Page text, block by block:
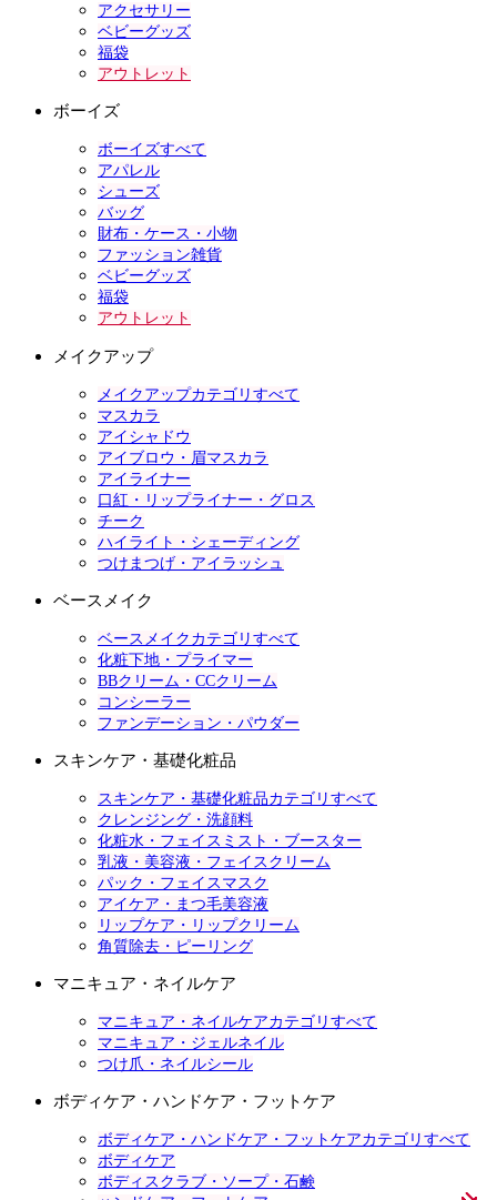
アクセサリー
ベビーグッズ
福袋
アウトレット
ボーイズ
ボーイズすべて
アパレル
シューズ
バッグ
財布・ケース・小物
ファッション雑貨
ベビーグッズ
福袋
アウトレット
メイクアップ
メイクアップカテゴリすべて
マスカラ
アイシャドウ
アイブロウ・眉マスカラ
アイライナー
口紅・リップライナー・グロス
チーク
ハイライト・シェーディング
つけまつげ・アイラッシュ
ベースメイク
ベースメイクカテゴリすべて
化粧下地・プライマー
BBクリーム・CCクリーム
コンシーラー
ファンデーション・パウダー
スキンケア・基礎化粧品
スキンケア・基礎化粧品カテゴリすべて
クレンジング・洗顔料
化粧水・フェイスミスト・ブースター
乳液・美容液・フェイスクリーム
パック・フェイスマスク
アイケア・まつ毛美容液
リップケア・リップクリーム
角質除去・ピーリング
マニキュア・ネイルケア
マニキュア・ネイルケアカテゴリすべて
マニキュア・ジェルネイル
つけ爪・ネイルシール
ボディケア・ハンドケア・フットケア
ボディケア・ハンドケア・フットケアカテゴリすべて
ボディケア
ボディスクラブ・ソープ・石鹸